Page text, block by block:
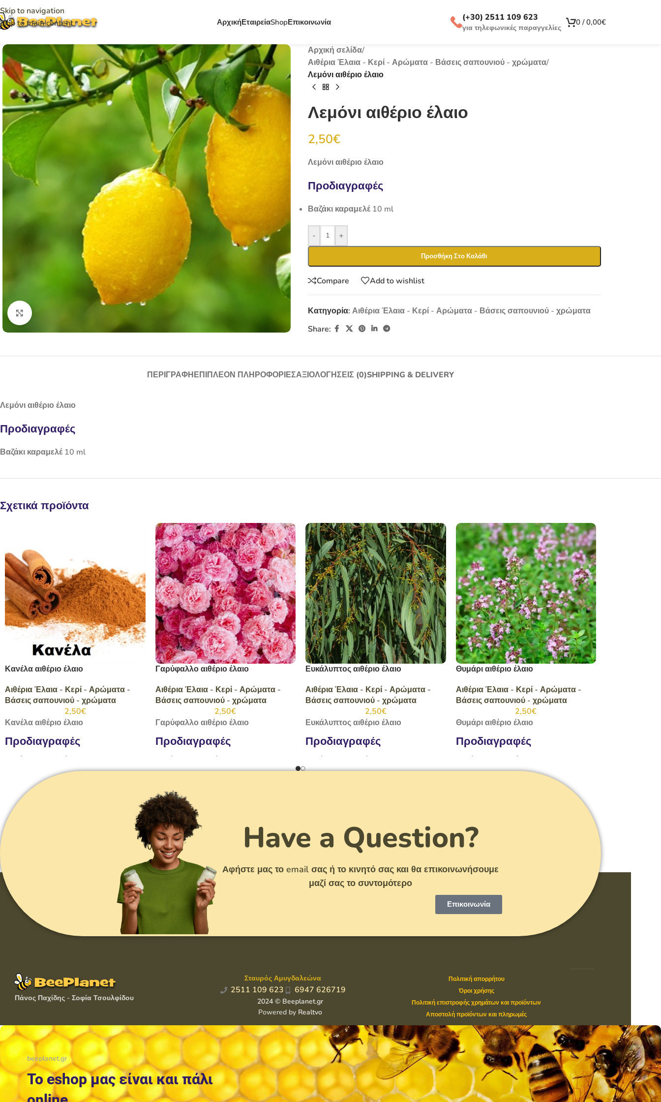
Skip to navigation
Skip to main content
ΑρχικήΕταιρείαShopΕπικοινωνία (+30) 2511 109 623
για τηλεφωνικές παραγγελίες
0 / 0,00€
Αρχική σελίδα/
Αιθέρια Έλαια - Κερί - Αρώματα - Βάσεις σαπουνιού - χρώματα/
Λεμόνι αιθέριο έλαιο
Λεμόνι αιθέριο έλαιο
2,50€
Λεμόνι αιθέριο έλαιο
Προδιαγραφές
Βαζάκι καραμελέ 10 ml
- +
Προσθήκη Στο Καλάθι
Compare Add to wishlist
Κατηγορία: Αιθέρια Έλαια - Κερί - Αρώματα - Βάσεις σαπουνιού - χρώματα
Share:
ΠΕΡΙΓΡΑΦΉΕΠΙΠΛΈΟΝ ΠΛΗΡΟΦΟΡΊΕΣΑΞΙΟΛΟΓΉΣΕΙΣ (0)SHIPPING & DELIVERY
Λεμόνι αιθέριο έλαιο
Προδιαγραφές
Βαζάκι καραμελέ 10 ml
Σχετικά προϊόντα
Κανέλα αιθέριο έλαιο
Αιθέρια Έλαια - Κερί - Αρώματα -
Βάσεις σαπουνιού - χρώματα
2,50€
Κανέλα αιθέριο έλαιο
Προδιαγραφές
Βαζάκι καραμελέ 10 ml
Γαρύφαλλο αιθέριο έλαιο
Αιθέρια Έλαια - Κερί - Αρώματα -
Βάσεις σαπουνιού - χρώματα
2,50€
Γαρύφαλλο αιθέριο έλαιο
Προδιαγραφές
Βαζάκι καραμελέ 10 ml
Ευκάλυπτος αιθέριο έλαιο
Αιθέρια Έλαια - Κερί - Αρώματα -
Βάσεις σαπουνιού - χρώματα
2,50€
Ευκάλυπτος αιθέριο έλαιο
Προδιαγραφές
Βαζάκι καραμελέ 10 ml
Θυμάρι αιθέριο έλαιο
Αιθέρια Έλαια - Κερί - Αρώματα -
Βάσεις σαπουνιού - χρώματα
2,50€
Θυμάρι αιθέριο έλαιο
Προδιαγραφές
Βαζάκι καραμελέ 10 ml
Have a Question?
Αφήστε μας το email σας ή το κινητό σας και θα επικοινωνήσουμε
μαζί σας το συντομότερο
Επικοινωνία
Πάνος Παχίδης - Σοφία Τσουλφίδου
Σταυρός Αμυγδαλεώνα
2511 109 623 6947 626719
2024 © Beeplanet.gr
Powered by Realtvo
Πολιτική απορρήτου
Όροι χρήσης
Πολιτική επιστροφής χρημάτων και προϊόντων
Αποστολή προϊόντων και πληρωμές
beeplanet.gr
Το eshop μας είναι και πάλι